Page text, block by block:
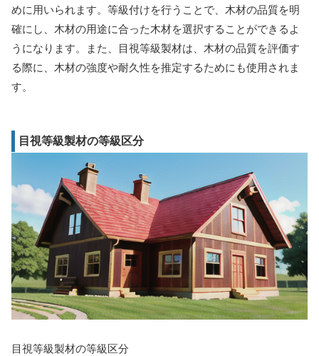
めに用いられます。等級付けを行うことで、木材の品質を明
確にし、木材の用途に合った木材を選択することができるよ
うになります。また、目視等級製材は、木材の品質を評価す
る際に、木材の強度や耐久性を推定するためにも使用されま
す。
目視等級製材の等級区分
目視等級製材の等級区分